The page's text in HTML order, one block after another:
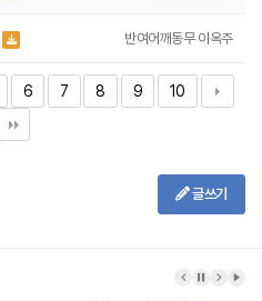
반여어깨동무 이옥주
6 7 8 9 10
글쓰기